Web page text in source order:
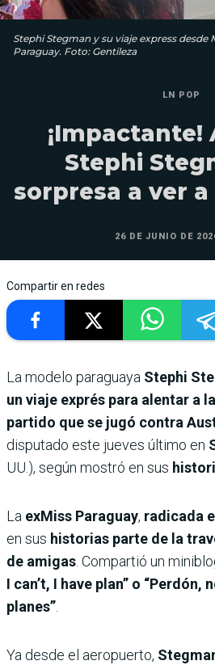
Stephi Stegman y su viaje express desde
Paraguay. Foto: Gentileza
LN POP
¡Impactante!
Stephi
sorpresa a ver
26 DE JUNIO DE
Compartir en redes
La modelo paraguaya Stephi
un viaje exprés para alentar a
partido que se jugó contra
disputado este jueves último en
UU.), según mostró en sus
La exMiss Paraguay, radicada
en sus historias parte de la
de amigas . Compartió un
I can’t, I have plan” o “Perdón,
planes”
Ya desde el aeropuerto,